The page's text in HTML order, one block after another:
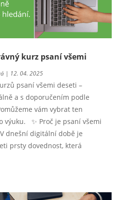
kurz psaní všemi
| 12. 04. 2025
psaní všemi deseti –
a s doporučením podle
vám vybrat ten
výuku. ✨ Proč je psaní všemi
dnešní digitální době je
prsty dovednost, která